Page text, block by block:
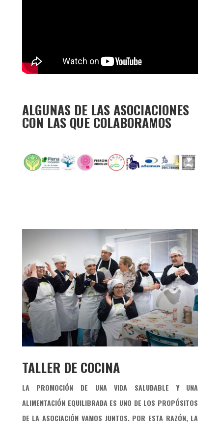
ALGUNAS DE LAS ASOCIACIONES
CON LAS QUE COLABORAMOS
TALLER DE COCINA
LA PROMOCIÓN DE UNA VIDA SALUDABLE Y UNA
ALIMENTACIÓN EQUILIBRADA ES UNO DE LOS PROPÓSITOS
DE LAASOCIACIÓN VAMOS JUNTOS. POR ESTA RAZÓN, LA